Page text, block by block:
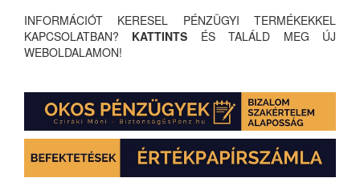
INFORMÁCIÓT KERESEL PÉNZÜGYI TERMÉKEKKEL
KAPCSOLATBAN? KATTINTS ÉS TALÁLD MEG ÚJ
WEBOLDALAMON!